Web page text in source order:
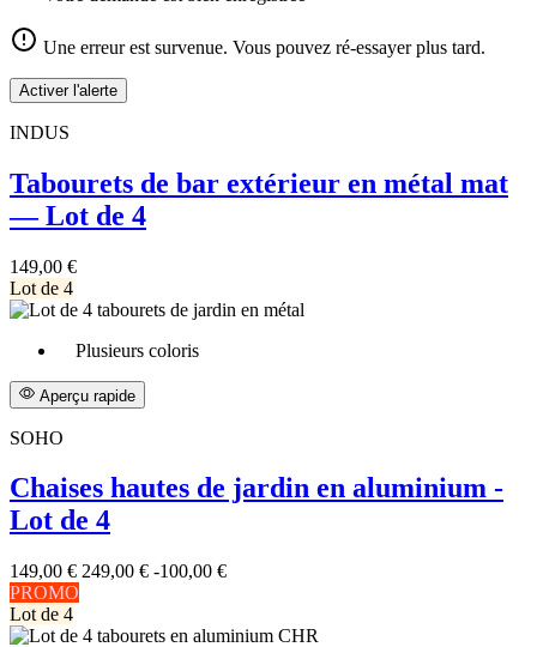
Une erreur est survenue. Vous pouvez ré-essayer plus tard.
Activer l'alerte
INDUS
Tabourets de bar extérieur en métal mat
— Lot de 4
149,00 €
Lot de 4
Plusieurs coloris
Aperçu rapide
SOHO
Chaises hautes de jardin en aluminium -
Lot de 4
149,00 € 249,00 € -100,00 €
PROMO
Lot de 4